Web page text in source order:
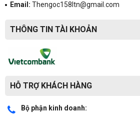
Email: Thengoc158ltn@gmail.com
THÔNG TIN TÀI KHOẢN
HỖ TRỢ KHÁCH HÀNG
Bộ phận kinh doanh: